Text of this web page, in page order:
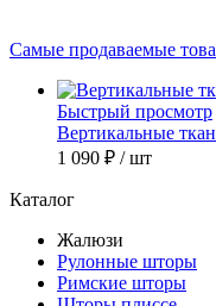
Самые продаваемые
Быстрый просмотр
Вертикальные
1 090 ₽ / шт
Каталог
Жалюзи
Рулонные шторы
Римские шторы